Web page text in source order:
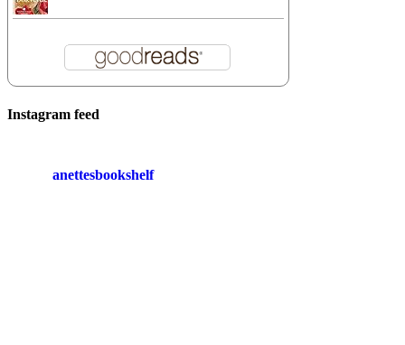
Instagram feed
anettesbookshelf